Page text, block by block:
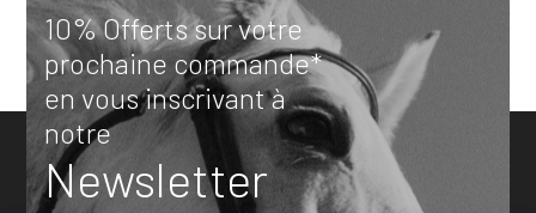
10% Offerts sur votre
prochaine commande*
en vous inscrivant à
notre
Newsletter